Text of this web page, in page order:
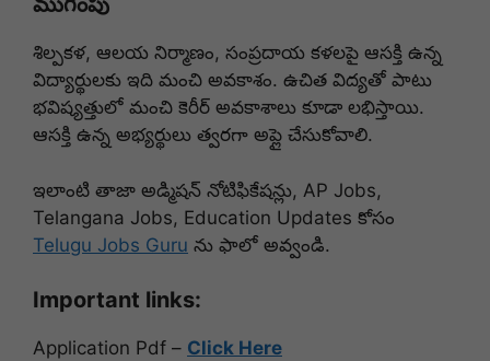
శిల్పకళ, ఆలయ నిర్మాణం, సంప్రదాయ కళలపై ఆసక్తి ఉన్న
విద్యార్థులకు ఇది మంచి అవకాశం. ఉచిత విద్యతో పాటు
భవిష్యత్తులో మంచి కెరీర్ అవకాశాలు కూడా లభిస్తాయి.
ఆసక్తి ఉన్న అభ్యర్థులు త్వరగా అప్లై చేసుకోవాలి.
ఇలాంటి తాజా అడ్మిషన్ నోటిఫికేషన్లు, AP Jobs,
Telangana Jobs, Education Updates కోసం
Telugu Jobs Guru ను ఫాలో అవ్వండి.
Important links:
Application Pdf – Click Here